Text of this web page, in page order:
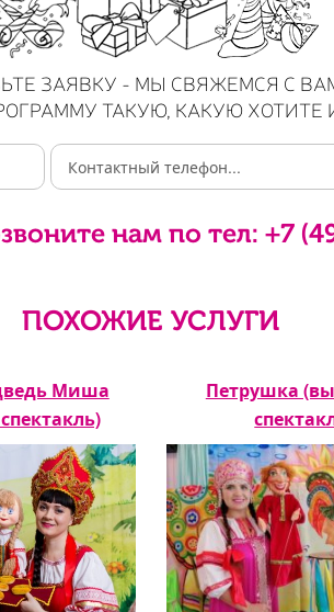
ЗАЯВКУ - МЫ СВЯЖЕМСЯ С
ТАКУЮ, КАКУЮ ХОТИТЕ
нам по тел: +7
ПОХОЖИЕ УСЛУГИ
Миша
Петрушка